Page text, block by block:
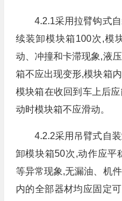
4.2.1采用拉臂钩式
续装卸模块箱100次,模
动、冲撞和卡滞现象,液
箱不应出现变形,模块箱
模块箱在收回到车上后
动时模块箱不应滑动。
4.2.2采用吊臂式自
卸模块箱50次,动作应平
等异常现象,无漏油、机
内的全部器材均应固定